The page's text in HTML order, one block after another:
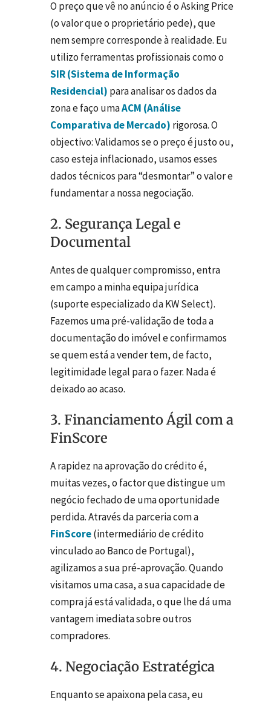
O preço que vê no anúncio é o Asking Price
(o valor que o proprietário pede), que
nem sempre corresponde à realidade. Eu
utilizo ferramentas profissionais como o
SIR (Sistema de Informação
Residencial) para analisar os dados da
zona e faço umaACM (Análise
Comparativa de Mercado) rigorosa. O
objectivo: Validamos se o preço é justo ou,
caso esteja inflacionado, usamos esses
dados técnicos para “desmontar” o valor e
fundamentar a nossa negociação.
2. Segurança Legal e
Documental
Antes de qualquer compromisso, entra
em campo a minha equipa jurídica
(suporte especializado da KW Select).
Fazemos uma pré-validação de toda a
documentação do imóvel e confirmamos
se quem está a vender tem, de facto,
legitimidade legal para o fazer. Nada é
deixado ao acaso.
3. Financiamento Ágil com a
FinScore
A rapidez na aprovação do crédito é,
muitas vezes, o factor que distingue um
negócio fechado de uma oportunidade
perdida. Através da parceria com a
FinScore(intermediário de crédito
vinculado ao Banco de Portugal),
agilizamos a sua pré-aprovação. Quando
visitamos uma casa, a sua capacidade de
compra já está validada, o que lhe dá uma
vantagem imediata sobre outros
compradores.
4. Negociação Estratégica
Enquanto se apaixona pela casa, eu